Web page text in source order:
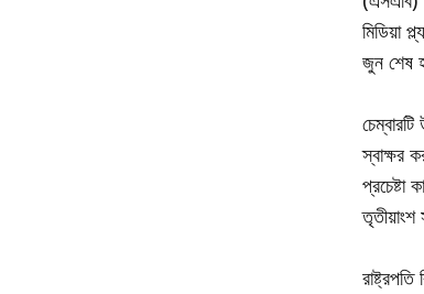
মিডিয়া
জুন শেষ
স্বাক্ষর
প্রচেষ্টা
তৃতীয়াংশ